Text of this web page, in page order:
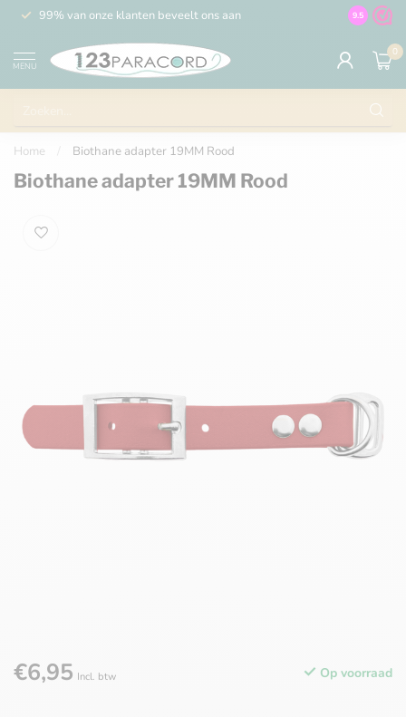
99% van onze klanten beveelt ons aan 100% de
9.5
MENU
0
Home Biothane adapter 19MM Rood
Biothane adapter 19MM Rood
€6,95 Incl. btw Op voorraad